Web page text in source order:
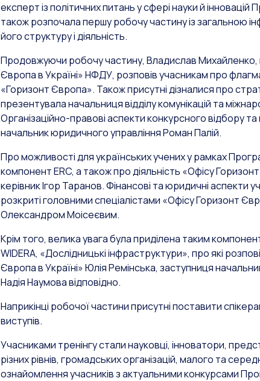
експерт із політичних питань у сфері науки й
також розпочала першу робочу частину із загальною
його структуру і діяльність.
Продовжуючи робочу частину, Владислав Михайленко,
Європа в Україні» НФДУ, розповів учасникам про
«Горизонт Європа». Також присутні дізналися про
презентувала начальниця відділу комунікацій та
Організаційно-правові аспекти конкурсного відбору
начальник юридичного управління Роман Палій.
Про можливості для українських учених у рамках
компонент ERC, а також про діяльність «Офісу
керівник Ігор Таранов. Фінансові та юридичні аспекти
розкриті головними спеціалістами «Офісу Горизонт
Олександром Моісеєвим.
Крім того, велика увага була приділена таким
WIDERA, «Дослідницькі інфраструктури», про які
Європа в Україні» Юлія Ремінська, заступниця
Надія Наумова відповідно.
Наприкінці робочої частини присутні поставити
виступів.
Учасниками тренінгу стали науковці, інноватори,
різних рівнів, громадських організацій, малого та
ознайомлення учасників з актуальними конкурсами